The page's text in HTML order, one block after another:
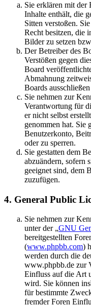
Sie erklären mit der
Inhalte enthält, die
Sitten verstoßen.
Recht besitzen, die
Bilder zu setzen
Der Betreiber des
Verstößen gegen
Board
Abmahnung
Boards
Sie nehmen zur
Verantwortung für
er nicht selbst
genommen hat. Sie
Benutzerkonto,
oder zu sperren.
Sie gestatten dem
abzuändern, sofern
geeignet sind, dem
zuzufügen.
4. General Public
Sie nehmen zur
unter der „GNU
bereitgestellten
(www.phpbb.com)
werden durch die
www.phpbb.de zur
Einfluss auf die Art
wird. Sie können
für bestimmte
fremder Foren